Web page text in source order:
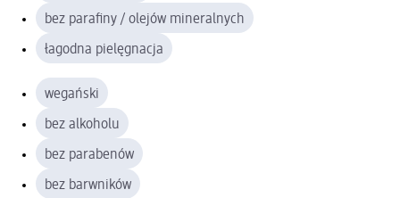
bez parafiny / olejów mineralnych
łagodna pielęgnacja
wegański
bez alkoholu
bez parabenów
bez barwników